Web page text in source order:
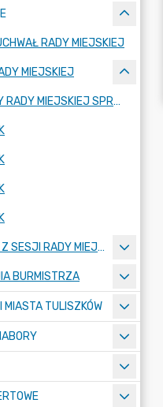
RADY MIEJSKIEJ
MIEJSKIEJ
UCHWAŁY RADY MIEJSKIEJ SPRZED ROKU 2023
PROTOKOŁY Z SESJI RADY MIEJSKIEJ
BURMISTRZA
MIASTA TULISZKÓW